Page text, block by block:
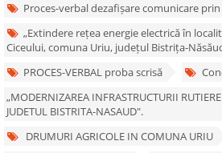
Proces-verbal dezafișare comunicare
„Extindere rețea energie electrică în
Ciceului, comuna Uriu, județul Bistrița-
PROCES-VERBAL proba scrisă
„MODERNIZAREA INFRASTRUCTURII
JUDETUL BISTRITA-NASAUD".
DRUMURI AGRICOLE IN COMUNA URIU